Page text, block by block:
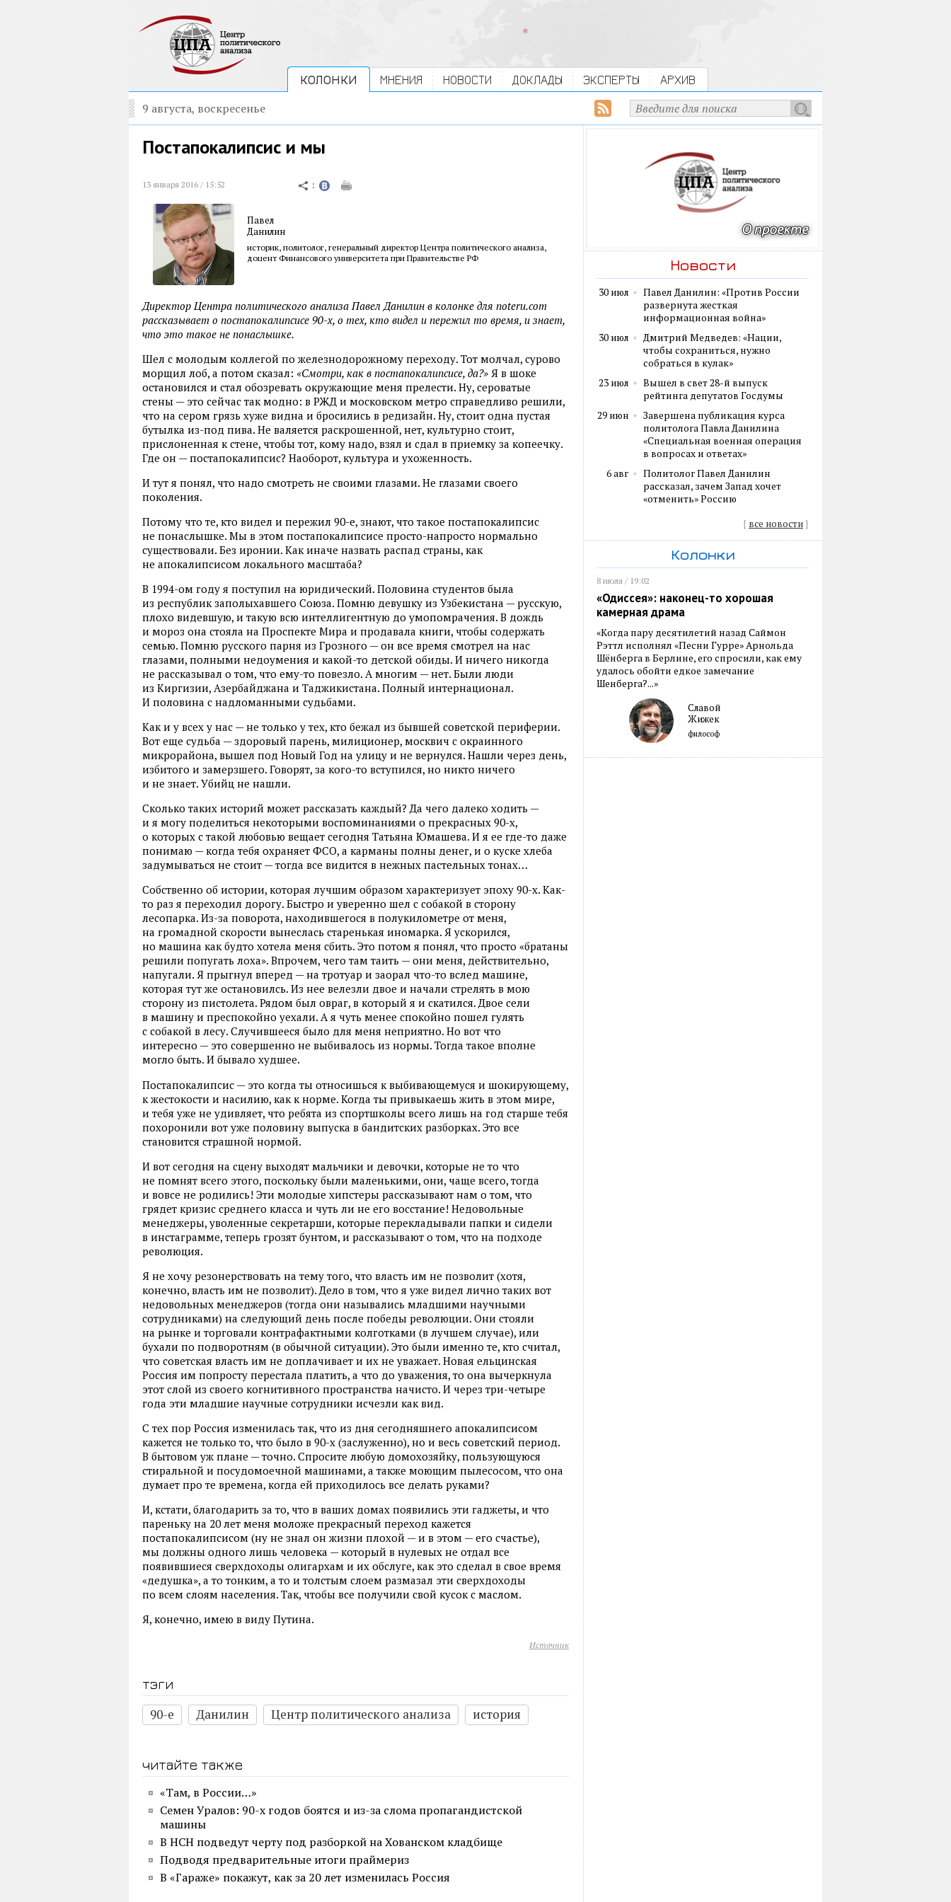
КОЛОНКИ МНЕНИЯ НОВОСТИ ДОКЛАДЫ ЭКСПЕРТЫ АРХИВ
9 августа, воскресенье
Постапокалипсис и мы
13 января 2016 / 15:52
Павел
Данилин
историк, политолог, генеральный директор Центра политического анализа,
доцент Финансового университета при Правительстве РФ
Директор Центра политического анализа Павел Данилин в колонке для noteru.com
рассказывает о постапокалипсисе 90-х, о тех, кто видел и пережил то время, и знает,
что это такое не понаслышке.
Шел с молодым коллегой по железнодорожному переходу. Тот молчал, сурово
морщил лоб, а потом сказал: «Смотри, как в постапокалипсисе, да?» Я в шоке
остановился и стал обозревать окружающие меня прелести. Ну, сероватые
стены — это сейчас так модно: в РЖД и московском метро справедливо решили,
что на сером грязь хуже видна и бросились в редизайн. Ну, стоит одна пустая
бутылка из-под пива. Не валяется раскрошенной, нет, культурно стоит,
прислоненная к стене, чтобы тот, кому надо, взял и сдал в приемку за копеечку.
Где он — постапокалипсис? Наоборот, культура и ухоженность.
И тут я понял, что надо смотреть не своими глазами. Не глазами своего
поколения.
Потому что те, кто видел и пережил 90-е, знают, что такое постапокалипсис
не понаслышке. Мы в этом постапокалипсисе просто-напросто нормально
существовали. Без иронии. Как иначе назвать распад страны, как
не апокалипсисом локального масштаба?
В 1994-ом году я поступил на юридический. Половина студентов была
из республик заполыхавшего Союза. Помню девушку из Узбекистана — русскую,
плохо видевшую, и такую всю интеллигентную до умопомрачения. В дождь
и мороз она стояла на Проспекте Мира и продавала книги, чтобы содержать
семью. Помню русского парня из Грозного — он все время смотрел на нас
глазами, полными недоумения и какой-то детской обиды. И ничего никогда
не рассказывал о том, что ему-то повезло. А многим — нет. Были люди
из Киргизии, Азербайджана и Таджикистана. Полный интернационал.
И половина с надломанными судьбами.
Как и у всех у нас — не только у тех, кто бежал из бывшей советской периферии.
Вот еще судьба — здоровый парень, милиционер, москвич с окраинного
микрорайона, вышел под Новый Год на улицу и не вернулся. Нашли через день,
избитого и замерзшего. Говорят, за кого-то вступился, но никто ничего
и не знает. Убийц не нашли.
Сколько таких историй может рассказать каждый? Да чего далеко ходить —
и я могу поделиться некоторыми воспоминаниями о прекрасных 90-х,
о которых с такой любовью вещает сегодня Татьяна Юмашева. И я ее где-то даже
понимаю — когда тебя охраняет ФСО, а карманы полны денег, и о куске хлеба
задумываться не стоит — тогда все видится в нежных пастельных тонах…
Собственно об истории, которая лучшим образом характеризует эпоху 90-х. Как-
то раз я переходил дорогу. Быстро и уверенно шел с собакой в сторону
лесопарка. Из-за поворота, находившегося в полукилометре от меня,
на громадной скорости вынеслась старенькая иномарка. Я ускорился,
но машина как будто хотела меня сбить. Это потом я понял, что просто «братаны
решили попугать лоха». Впрочем, чего там таить — они меня, действительно,
напугали. Я прыгнул вперед — на тротуар и заорал что-то вслед машине,
которая тут же остановилсь. Из нее велезли двое и начали стрелять в мою
сторону из пистолета. Рядом был овраг, в который я и скатился. Двое сели
в машину и преспокойно уехали. А я чуть менее спокойно пошел гулять
с собакой в лесу. Случившееся было для меня неприятно. Но вот что
интересно — это совершенно не выбивалось из нормы. Тогда такое вполне
могло быть. И бывало худшее.
Постапокалипсис — это когда ты относишься к выбивающемуся и шокирующему,
к жестокости и насилию, как к норме. Когда ты привыкаешь жить в этом мире,
и тебя уже не удивляет, что ребята из спортшколы всего лишь на год старше тебя
похоронили вот уже половину выпуска в бандитских разборках. Это все
становится страшной нормой.
И вот сегодня на сцену выходят мальчики и девочки, которые не то что
не помнят всего этого, поскольку были маленькими, они, чаще всего, тогда
и вовсе не родились! Эти молодые хипстеры рассказывают нам о том, что
грядет кризис среднего класса и чуть ли не его восстание! Недовольные
менеджеры, уволенные секретарши, которые перекладывали папки и сидели
в инстаграмме, теперь грозят бунтом, и рассказывают о том, что на подходе
революция.
Я не хочу резонерствовать на тему того, что власть им не позволит (хотя,
конечно, власть им не позволит). Дело в том, что я уже видел лично таких вот
недовольных менеджеров (тогда они назывались младшими научными
сотрудниками) на следующий день после победы революции. Они стояли
на рынке и торговали контрафактными колготками (в лучшем случае), или
бухали по подворотням (в обычной ситуации). Это были именно те, кто считал,
что советская власть им не доплачивает и их не уважает. Новая ельцинская
Россия им попросту перестала платить, а что до уважения, то она вычеркнула
этот слой из своего когнитивного пространства начисто. И через три-четыре
года эти младшие научные сотрудники исчезли как вид.
С тех пор Россия изменилась так, что из дня сегодняшнего апокалипсисом
кажется не только то, что было в 90-х (заслуженно), но и весь советский период.
В бытовом уж плане — точно. Спросите любую домохозяйку, пользующуюся
стиральной и посудомоечной машинами, а также моющим пылесосом, что она
думает про те времена, когда ей приходилось все делать руками?
И, кстати, благодарить за то, что в ваших домах появились эти гаджеты, и что
пареньку на 20 лет меня моложе прекрасный переход кажется
постапокалипсисом (ну не знал он жизни плохой — и в этом — его счастье),
мы должны одного лишь человека — который в нулевых не отдал все
появившиеся сверхдоходы олигархам и их обслуге, как это сделал в свое время
«дедушка», а то тонким, а то и толстым слоем размазал эти сверхдоходы
по всем слоям населения. Так, чтобы все получили свой кусок с маслом.
Я, конечно, имею в виду Путина.
Источник
тэги
90-е
Данилин Центр политического анализа история
читайте также
«Там, в России…»
Семен Уралов: 90-х годов боятся и из-за слома пропагандистской
машины
В НСН подведут черту под разборкой на Хованском кладбище
Подводя предварительные итоги праймериз
В «Гараже» покажут, как за 20 лет изменилась Россия
Новости
30 июл
Павел Данилин: «Против России
развернута жесткая
информационная война»
30 июл
Дмитрий Медведев: «Нации,
чтобы сохраниться, нужно
собраться в кулак»
23 июл
Вышел в свет 28-й выпуск
рейтинга депутатов Госдумы
29 июн
Завершена публикация курса
политолога Павла Данилина
«Специальная военная операция
в вопросах и ответах»
6 авг
Политолог Павел Данилин
рассказал, зачем Запад хочет
«отменить» Россию
{ все новости}
Колонки
8 июля / 19:02
«Одиссея»: наконец-то хорошая
камерная драма
«Когда пару десятилетий назад Саймон
Рэттл исполнял «Песни Гурре» Арнольда
Шёнберга в Берлине, его спросили, как ему
удалось обойти едкое замечание
Шенберга?...»
Славой
Жижек
философ